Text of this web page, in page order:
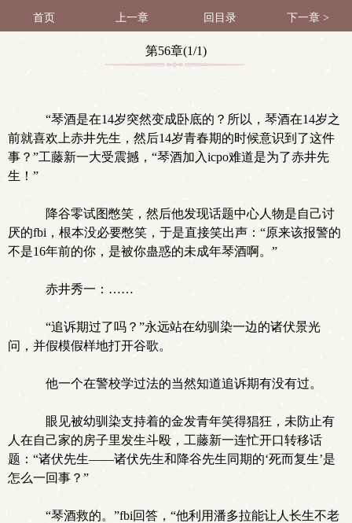
首页 上一章 回目录 下一章 >
第56章(1/1)
“琴酒是在14岁突然变成卧底的？所以，琴酒在14岁之
前就喜欢上赤井先生，然后14岁青春期的时候意识到了这件
事？”工藤新一大受震撼，“琴酒加入icpo难道是为了赤井先
生！”
降谷零试图憋笑，然后他发现话题中心人物是自己讨
厌的fbi，根本没必要憋笑，于是直接笑出声：“原来该报警的
不是16年前的你，是被你蛊惑的未成年琴酒啊。”
赤井秀一：……
“追诉期过了吗？”永远站在幼驯染一边的诸伏景光
问，并假模假样地打开谷歌。
他一个在警校学过法的当然知道追诉期有没有过。
眼见被幼驯染支持着的金发青年笑得猖狂，未防止有
人在自己家的房子里发生斗殴，工藤新一连忙开口转移话
题：“诸伏先生——诸伏先生和降谷先生同期的‘死而复生’是
怎么一回事？”
“琴酒救的。”fbi回答，“他利用潘多拉能让人长生不老